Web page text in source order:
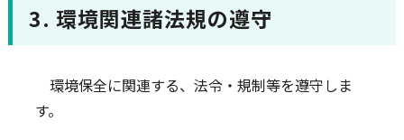
3. 環境関連諸法規の遵守
環境保全に関連する、法令・規制等を遵守しま
す。